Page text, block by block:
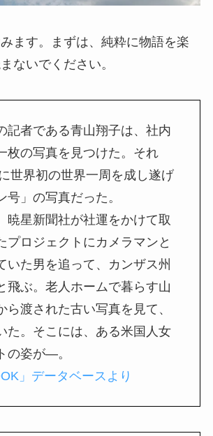
ます。まずは、純粋に物語を楽
ないでください。
記者である青山翔子は、社内
枚の写真を見つけた。それ
世界初の世界一周を成し遂げ
号」の写真だった。
暁星新聞社が社運をかけて取
プロジェクトにカメラマンと
いた男を追って、カンザス州
飛ぶ。老人ホームで暮らす山
ら渡された古い写真を見て、
た。そこには、ある米国人女
の姿が―。
」データベースより